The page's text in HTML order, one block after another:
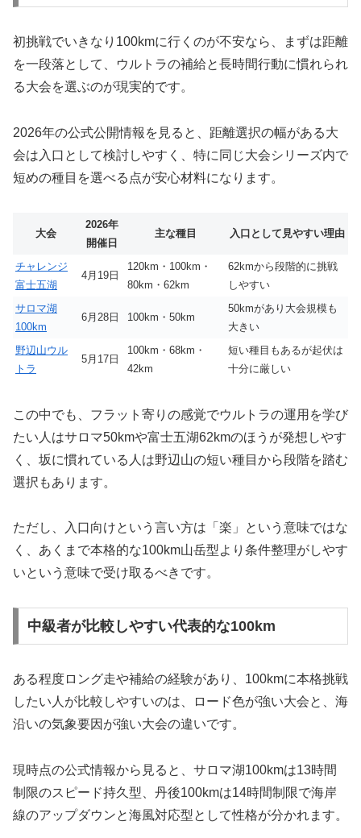
初挑戦でいきなり100kmに行くのが不安なら、まずは距離
を一段落として、ウルトラの補給と長時間行動に慣れられ
る大会を選ぶのが現実的です。
2026年の公式公開情報を見ると、距離選択の幅がある大
会は入口として検討しやすく、特に同じ大会シリーズ内で
短めの種目を選べる点が安心材料になります。
大会
2026年
開催日
主な種目 入口として見やすい理由
チャレンジ
富士五湖
4月19日
120km・100km・
80km・62km
62kmから段階的に挑戦
しやすい
サロマ湖
100km
6月28日 100km・50km
50kmがあり大会規模も
大きい
野辺山ウル
トラ
5月17日
100km・68km・
42km
短い種目もあるが起伏は
十分に厳しい
この中でも、フラット寄りの感覚でウルトラの運用を学び
たい人はサロマ50kmや富士五湖62kmのほうが発想しやす
く、坂に慣れている人は野辺山の短い種目から段階を踏む
選択もあります。
ただし、入口向けという言い方は「楽」という意味ではな
く、あくまで本格的な100km山岳型より条件整理がしやす
いという意味で受け取るべきです。
中級者が比較しやすい代表的な100km
ある程度ロング走や補給の経験があり、100kmに本格挑戦
したい人が比較しやすいのは、ロード色が強い大会と、海
沿いの気象要因が強い大会の違いです。
現時点の公式情報から見ると、サロマ湖100kmは13時間
制限のスピード持久型、丹後100kmは14時間制限で海岸
線のアップダウンと海風対応型として性格が分かれます。